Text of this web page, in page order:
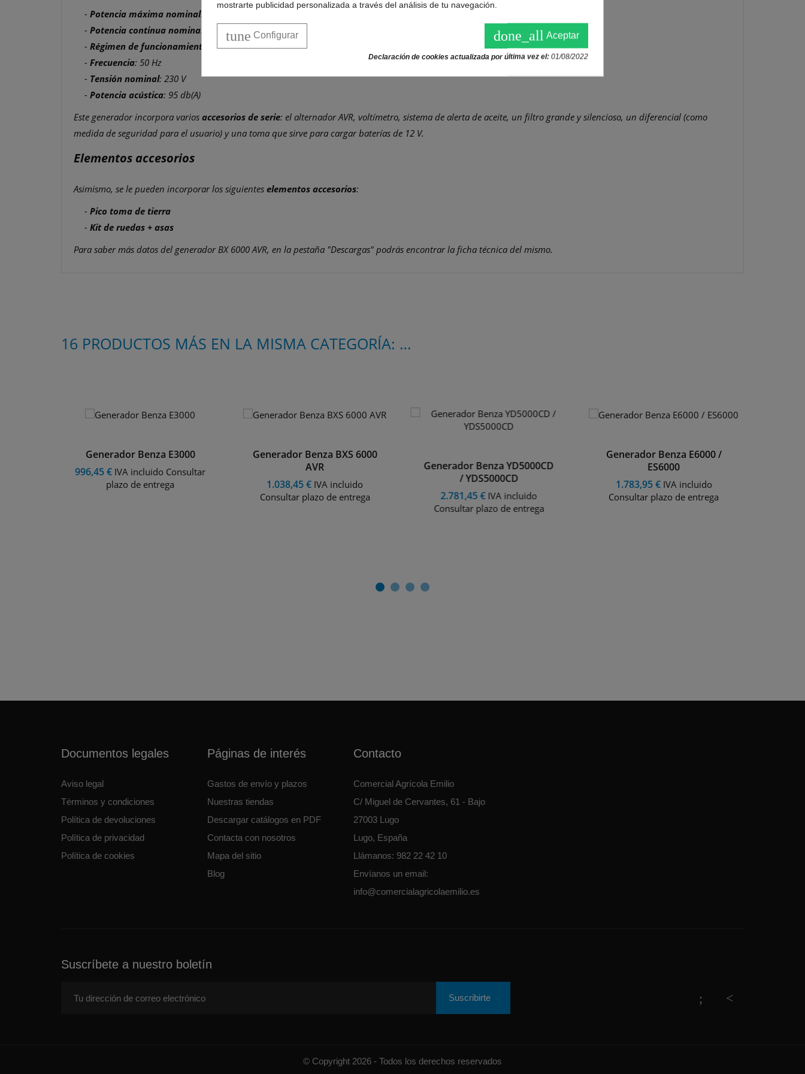
- Potencia máxima nominal: 7 kva
- Potencia continua nominal
: 6.4 kva
- Régimen de funcionamiento
: 3000 rpm
- Frecuencia: 50 Hz
- Tensión nominal: 230 V
- Potencia acústica: 95 db(A)
Este generador incorpora varios accesorios de serie: el alternador AVR, voltímetro, sistema de alerta de aceite, un filtro grande y silencioso, un diferencial (como
medida de seguridad para el usuario) y una toma que sirve para cargar baterías de 12 V.
Elementos accesorios
Asimismo, se le pueden incorporar los siguientes elementos accesorios:
- Pico toma de tierra
- Kit de ruedas + asas
Para saber más datos del generador BX 6000 AVR, en la pestaña "Descargas" podrás encontrar la ficha técnica del mismo.
16 PRODUCTOS MÁS EN LA MISMA CATEGORÍA:
Generador Benza E3000
996,45 €IVA incluido Consultar
plazo de entrega
Generador Benza BXS 6000
AVR
1.038,45 €IVA incluido
Consultar plazo de entrega
Generador Benza YD5000CD
/ YDS5000CD
2.781,45 €IVA incluido
Consultar plazo de entrega
Generador Benza E6000 /
ES6000
1.783,95 €IVA incluido
Consultar plazo de entrega
Documentos legales
Aviso legal
Términos y condiciones
Política de devoluciones
Política de privacidad
Política de cookies
Páginas de interés
Gastos de envío y plazos
Nuestras tiendas
Descargar catálogos en PDF
Contacta con nosotros
Mapa del sitio
Blog
Contacto
Comercial Agrícola Emilio
C/ Miguel de Cervantes, 61 - Bajo
27003 Lugo
Lugo, España
Llámanos: 982 22 42 10
Envíanos un email:
info@comercialagricolaemilio.es
Suscríbete a nuestro boletín
Suscribirte
© Copyright 2026 - Todos los derechos reservados
mostrarte publicidad personalizada a través del análisis de tu navegación.
done_all Aceptar
tune Configurar
Declaración de cookies actualizada por última vez el: 01/08/2022